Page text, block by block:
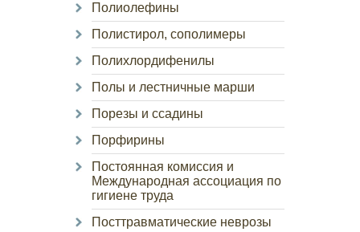
Полиолефины
Полистирол, сополимеры
Полихлордифенилы
Полы и лестничные марши
Порезы и ссадины
Порфирины
Постоянная комиссия и
Международная ассоциация по
гигиене труда
Посттравматические неврозы